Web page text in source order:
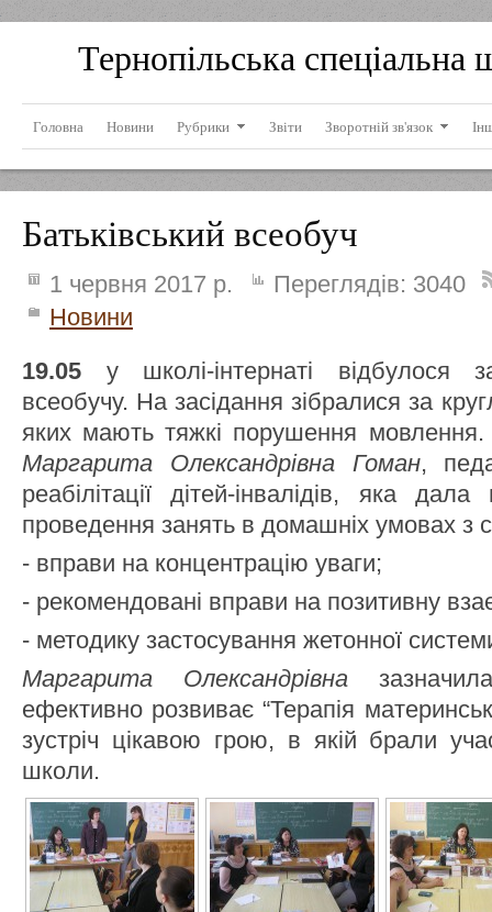
Тернопільська спеціальна
Головна Новини Рубрики Звіти Зворотній зв'язок
Батьківський всеобуч
1 червня 2017 р. Переглядів: 3040
Новини
19.05 у школі-інтернаті відбулося
всеобучу. На засідання зібралися за
яких мають тяжкі порушення мовлення.
Маргарита Олександрівна Гоман,
реабілітації дітей-інвалідів, яка
проведення занять в домашніх умовах з
- вправи на концентрацію уваги;
- рекомендовані вправи на позитивну
- методику застосування жетонної
Маргарита Олександрівна
ефективно розвиває “Терапія
зустріч цікавою грою, в якій брали
школи.